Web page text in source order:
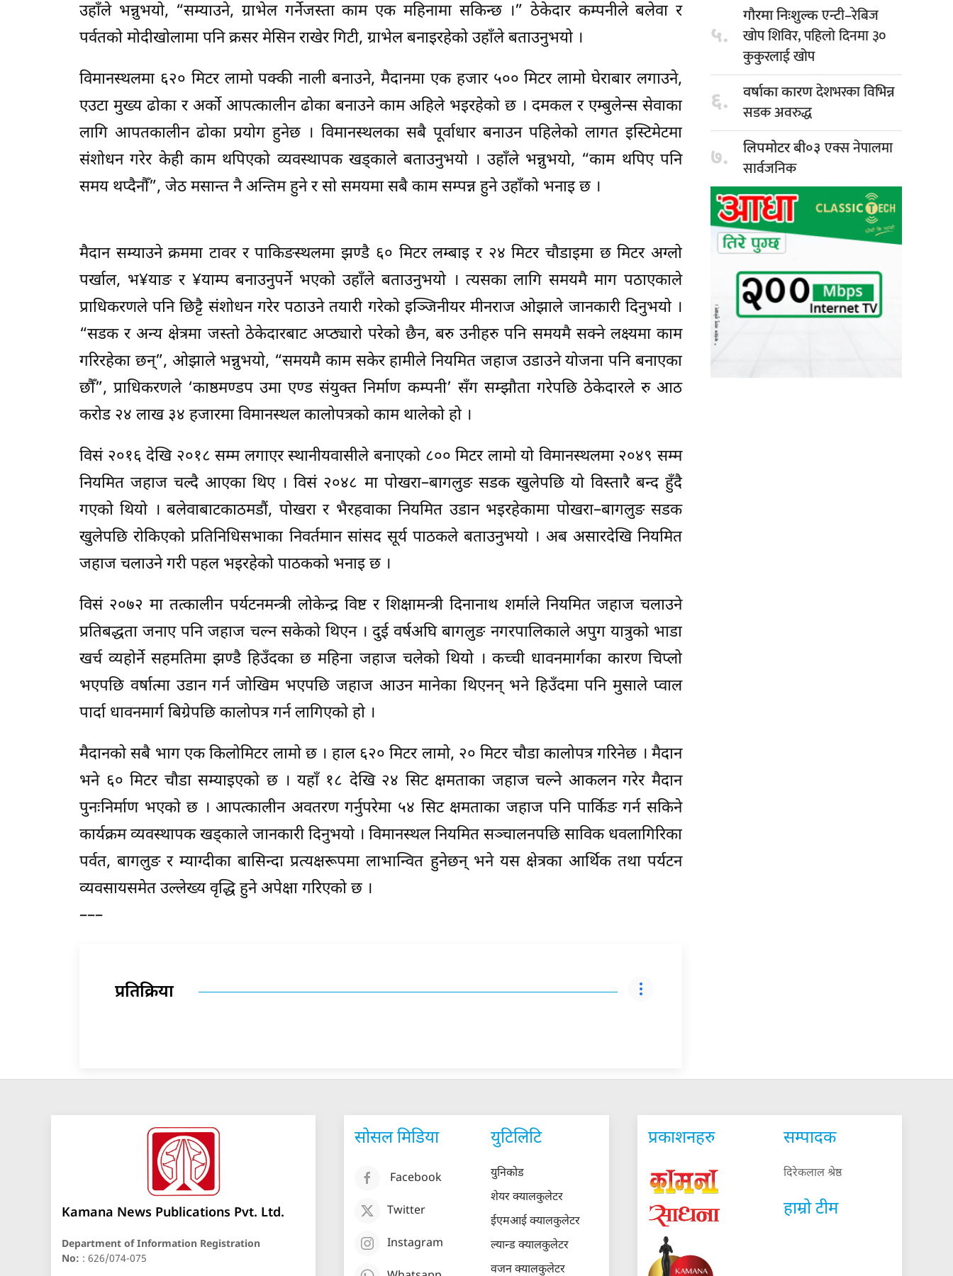
उहाँले भन्नुभयो, “सम्याउने, ग्राभेल गर्नेजस्ता काम एक महिनामा सकिन्छ ।” ठेकेदार कम्पनीले बलेवा र
पर्वतको मोदीखोलामा पनि क्रसर मेसिन राखेर गिटी, ग्राभेल बनाइरहेको उहाँले बताउनुभयो ।
विमानस्थलमा ६२० मिटर लामो पक्की नाली बनाउने, मैदानमा एक हजार ५०० मिटर लामो घेराबार लगाउने,
एउटा मुख्य ढोका र अर्को आपत्कालीन ढोका बनाउने काम अहिले भइरहेको छ । दमकल र एम्बुलेन्स सेवाका
लागि आपतकालीन ढोका प्रयोग हुनेछ । विमानस्थलका सबै पूर्वाधार बनाउन पहिलेको लागत इस्टिमेटमा
संशोधन गरेर केही काम थपिएको व्यवस्थापक खड्काले बताउनुभयो । उहाँले भन्नुभयो, “काम थपिए पनि
समय थप्दैनौँ”, जेठ मसान्त नै अन्तिम हुने र सो समयमा सबै काम सम्पन्न हुने उहाँको भनाइ छ ।
मैदान सम्याउने क्रममा टावर र पाकिङस्थलमा झण्डै ६० मिटर लम्बाइ र २४ मिटर चौडाइमा छ मिटर अग्लो
पर्खाल, भ¥याङ र ¥याम्प बनाउनुपर्ने भएको उहाँले बताउनुभयो । त्यसका लागि समयमै माग पठाएकाले
प्राधिकरणले पनि छिट्टै संशोधन गरेर पठाउने तयारी गरेको इञ्जिनीयर मीनराज ओझाले जानकारी दिनुभयो ।
“सडक र अन्य क्षेत्रमा जस्तो ठेकेदारबाट अप्ठ्यारो परेको छैन, बरु उनीहरु पनि समयमै सक्ने लक्ष्यमा काम
गरिरहेका छन्”, ओझाले भन्नुभयो, “समयमै काम सकेर हामीले नियमित जहाज उडाउने योजना पनि बनाएका
छौँ”, प्राधिकरणले ‘काष्ठमण्डप उमा एण्ड संयुक्त निर्माण कम्पनी’ सँग सम्झौता गरेपछि ठेकेदारले रु आठ
करोड २४ लाख ३४ हजारमा विमानस्थल कालोपत्रको काम थालेको हो ।
विसं २०१६ देखि २०१८ सम्म लगाएर स्थानीयवासीले बनाएको ८०० मिटर लामो यो विमानस्थलमा २०४९ सम्म
नियमित जहाज चल्दै आएका थिए । विसं २०४८ मा पोखरा–बागलुङ सडक खुलेपछि यो विस्तारै बन्द हुँदै
गएको थियो । बलेवाबाटकाठमडौं, पोखरा र भैरहवाका नियमित उडान भइरहेकामा पोखरा–बागलुङ सडक
खुलेपछि रोकिएको प्रतिनिधिसभाका निवर्तमान सांसद सूर्य पाठकले बताउनुभयो । अब असारदेखि नियमित
जहाज चलाउने गरी पहल भइरहेको पाठकको भनाइ छ ।
विसं २०७२ मा तत्कालीन पर्यटनमन्त्री लोकेन्द्र विष्ट र शिक्षामन्त्री दिनानाथ शर्माले नियमित जहाज चलाउने
प्रतिबद्धता जनाए पनि जहाज चल्न सकेको थिएन । दुई वर्षअघि बागलुङ नगरपालिकाले अपुग यात्रुको भाडा
खर्च व्यहोर्ने सहमतिमा झण्डै हिउँदका छ महिना जहाज चलेको थियो । कच्ची धावनमार्गका कारण चिप्लो
भएपछि वर्षात्मा उडान गर्न जोखिम भएपछि जहाज आउन मानेका थिएनन् भने हिउँदमा पनि मुसाले प्वाल
पार्दा धावनमार्ग बिग्रेपछि कालोपत्र गर्न लागिएको हो ।
मैदानको सबै भाग एक किलोमिटर लामो छ । हाल ६२० मिटर लामो, २० मिटर चौडा कालोपत्र गरिनेछ । मैदान
भने ६० मिटर चौडा सम्याइएको छ । यहाँ १८ देखि २४ सिट क्षमताका जहाज चल्ने आकलन गरेर मैदान
पुनःनिर्माण भएको छ । आपत्कालीन अवतरण गर्नुपरेमा ५४ सिट क्षमताका जहाज पनि पार्किङ गर्न सकिने
कार्यक्रम व्यवस्थापक खड्काले जानकारी दिनुभयो । विमानस्थल नियमित सञ्चालनपछि साविक धवलागिरिका
पर्वत, बागलुङ र म्याग्दीका बासिन्दा प्रत्यक्षरूपमा लाभान्वित हुनेछन् भने यस क्षेत्रका आर्थिक तथा पर्यटन
व्यवसायसमेत उल्लेख्य वृद्धि हुने अपेक्षा गरिएको छ ।
–––
प्रतिक्रिया
५.
गौरमा निःशुल्कएन्टी–रेबिज
खोप शिविर, पहिलो दिनमा ३०
कुकुरलाई खोप
६. वर्षाका कारणदेशभरका विभिन्न
सडक अवरुद्ध
७. लिपमोटर बी०३एक्स नेपालमा
सार्वजनिक
Kamana News Publications Pvt. Ltd.
Department of Information Registration
No: : 626/074-075
सोसल मिडिया
Facebook
Twitter
Instagram
युटिलिटि
युनिकोड
शेयर क्यालकुलेटर
ईएमआई क्यालकुलेटर
ल्यान्ड क्यालकुलेटर
वजन क्यालकुलेटर
प्रकाशनहरु सम्पादक
दिरेकलाल श्रेष्ठ
हाम्रो टीम